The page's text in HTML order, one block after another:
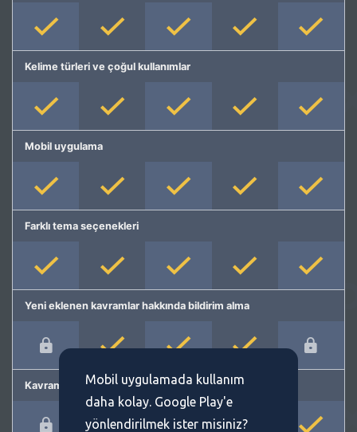
Kelime türleri ve çoğul kullanımlar
Mobil uygulama
Farklı tema seçenekleri
Yeni eklenen kavramlar hakkında bildirim alma
Kavram önermeMobil uygulamada kullanım
daha kolay. Google Play'e
yönlendirilmek ister misiniz?